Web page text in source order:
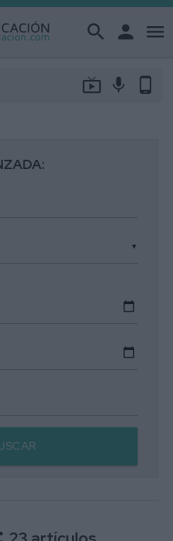
search person menu
live_tv mic phone_android
▼